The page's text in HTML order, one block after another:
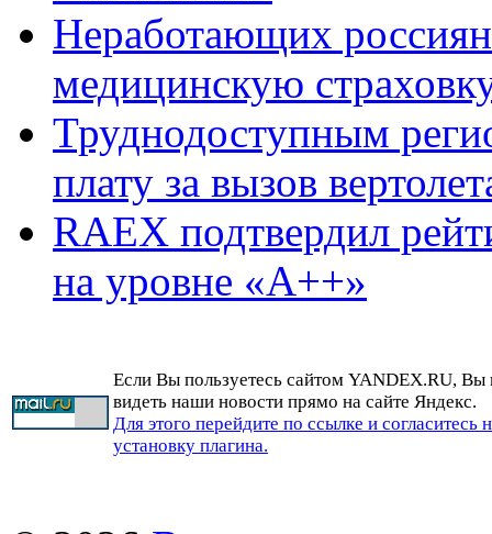
Неработающих россиян
медицинскую
Труднодоступным
плату за вызов
RAEX подтвердил
на уровне «А++»
Если Вы пользуетесь сайтом YANDEX.RU, Вы
видеть наши новости прямо на сайте Яндекс.
Для этого перейдите по ссылке и согласитесь
установку плагина.